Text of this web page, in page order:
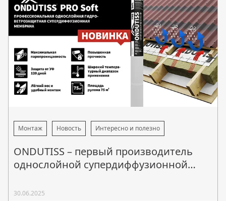
Монтаж Новость Интересно и полезно
ONDUTISS – первый производитель
однослойной супердиффузионной
30.06.2025